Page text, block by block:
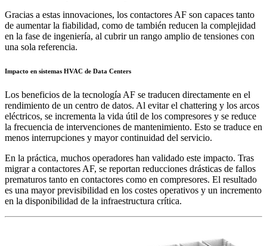
Gracias a estas innovaciones, los contactores AF son capaces tanto
de aumentar la fiabilidad, como de también reducen la complejidad
en la fase de ingeniería, al cubrir un rango amplio de tensiones con
una sola referencia.
Impacto en sistemas HVAC de Data Centers
Los beneficios de la tecnología AF se traducen directamente en el
rendimiento de un centro de datos. Al evitar el chattering y los arcos
eléctricos, se incrementa la vida útil de los compresores y se reduce
la frecuencia de intervenciones de mantenimiento. Esto se traduce en
menos interrupciones y mayor continuidad del servicio.
En la práctica, muchos operadores han validado este impacto. Tras
migrar a contactores AF, se reportan reducciones drásticas de fallos
prematuros tanto en contactores como en compresores. El resultado
es una mayor previsibilidad en los costes operativos y un incremento
en la disponibilidad de la infraestructura crítica.